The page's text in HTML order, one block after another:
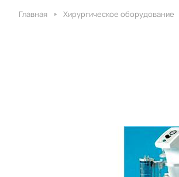
Главная Хирургическое оборудование